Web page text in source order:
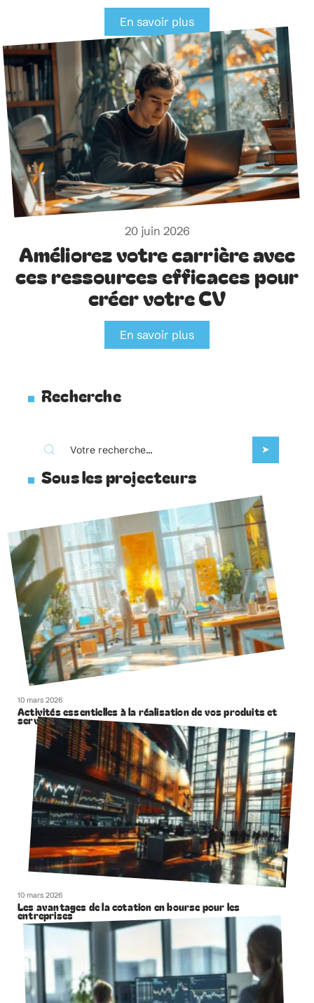
En savoir plus
20 juin 2026
Améliorez votre carrière avec
ces ressources efficaces pour
créer votre CV
En savoir plus
Recherche
Sous les projecteurs
10 mars 2026
Activités essentielles à la réalisation de vos produits et
services
10 mars 2026
Les avantages de la cotation en bourse pour les
entreprises